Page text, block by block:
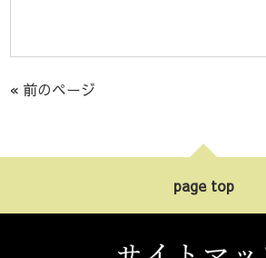
« 前のページ
page top